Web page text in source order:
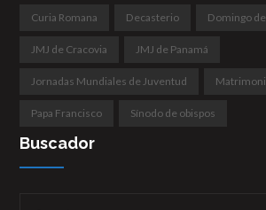
Curia Romana Decasterio Domingo
JMJ de Cracovia JMJ de Panamá
Jornadas Mundiales de Juventud
Papa Francisco Sínodo de obispos
Buscador